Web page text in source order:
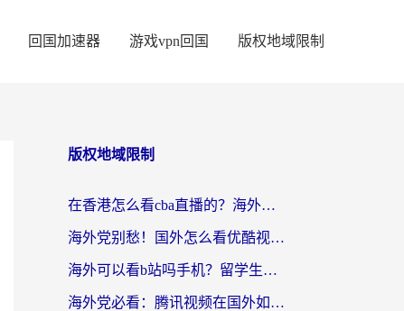
回国加速器 游戏vpn回国 版权地域限制
版权地域限制
在香港怎么看cba直播的？海外党体育观赛终极指南：告别版权限制，畅享中文解说
海外党别愁！国外怎么看优酷视频？一招解决追剧、看直播难题
海外可以看b站吗手机？留学生亲测有效的回国加速指南
海外党必看：腾讯视频在国外如何解除地域限制？附优酷咪咕使用指南